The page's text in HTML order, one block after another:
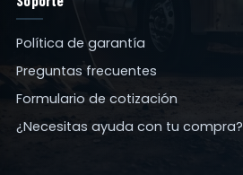
Política de garantía
Preguntas frecuentes
Formulario de cotización
¿Necesitas ayuda con tu compra?